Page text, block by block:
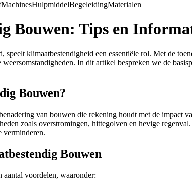
MachinesHulpmiddelBegeleidingMaterialen
Bouwen: Tips en
speelt klimaatbestendigheid een essentiële rol. Met de
weersomstandigheden. In dit artikel bespreken we de
Bouwen?
van bouwen die rekening houdt met de impact
zoals overstromingen, hittegolven en hevige
verminderen.
Bouwen
voordelen, waaronder: